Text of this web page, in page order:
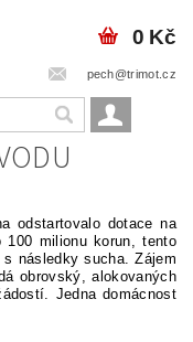
pech@trimot.cz
0 Kč
odstartovalo dotace na
100 milionu korun, tento
s následky sucha. Zájem
obrovský, alokovaných
Jedna domácnost